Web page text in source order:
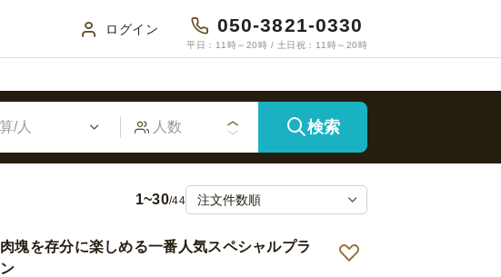
ログイン 050-3821-0330
平日：11時～20時 / 土日祝：11時～20時
検索
1~30/44
肉塊を存分に楽しめる一番人気スペシャルプラ
ン